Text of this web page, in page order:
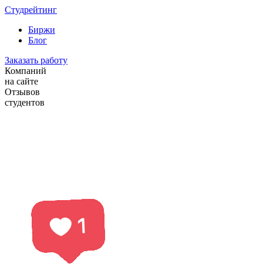
Студрейтинг
Биржи
Блог
Заказать работу
Компаний
на сайте
Отзывов
студентов